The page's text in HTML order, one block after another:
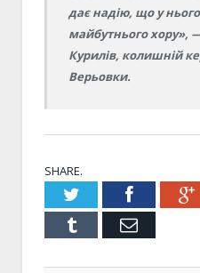
дає надію, що у
майбутнього хору»,
Курилів, колишній
Верьовки.
SHARE.
TwitterFacebook
Tumblr Email